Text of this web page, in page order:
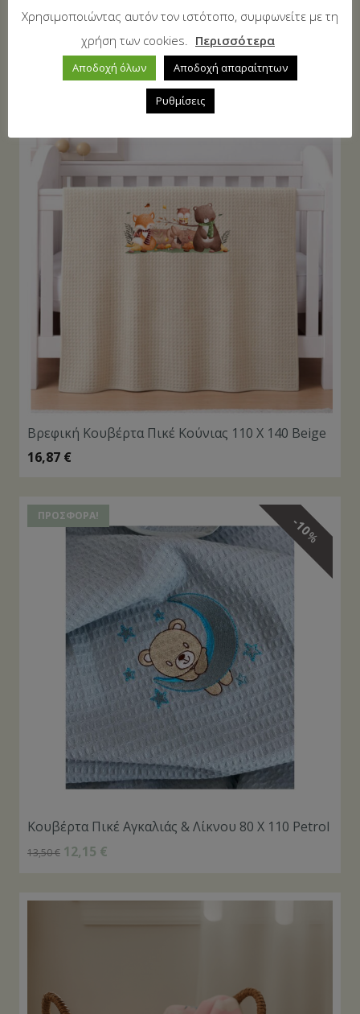
Κουβέρτα Πικέ Αγκαλιάς & Λίκνου 80 Χ 110 Grey
12,15€
Βρεφική Κουβέρτα Πικέ Κούνιας 110 Χ 140 Beige
16,87 €
ΠΡΟΣΦΟΡΆ!
Κουβέρτα Πικέ Αγκαλιάς & Λίκνου 80 Χ 110 Petrol
13,50€ 12,15 €
Χρησιμοποιώντας αυτόν τον ιστότοπο, συμφωνείτε με τη
χρήση των cookies.
Περισσότερα
Αποδοχή όλων Αποδοχή απαραίτητων
Ρυθμίσεις
%
10